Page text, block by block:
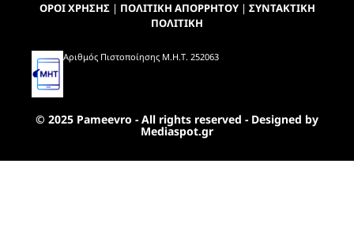
ΟΡΟΙ ΧΡΗΣΗΣ| ΠΟΛΙΤΙΚΗ ΑΠΟΡΡΗΤΟΥ| ΣΥΝΤΑΚΤΙΚΗ
ΠΟΛΙΤΙΚΗ
Αριθμός Πιστοποίησης Μ.Η.Τ. 252063
© 2025 Pameevro - All rights reserved - Designed by
Mediaspot.gr